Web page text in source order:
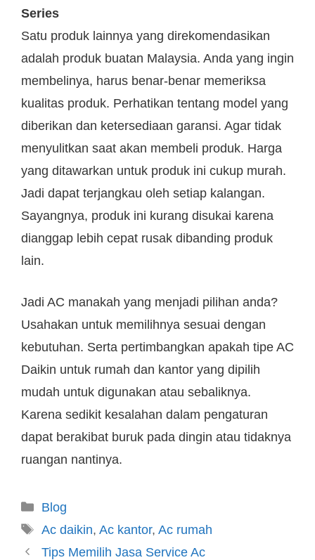
Series
Satu produk lainnya yang direkomendasikan
adalah produk buatan Malaysia. Anda yang ingin
membelinya, harus benar-benar memeriksa
kualitas produk. Perhatikan tentang model yang
diberikan dan ketersediaan garansi. Agar tidak
menyulitkan saat akan membeli produk. Harga
yang ditawarkan untuk produk ini cukup murah.
Jadi dapat terjangkau oleh setiap kalangan.
Sayangnya, produk ini kurang disukai karena
dianggap lebih cepat rusak dibanding produk
lain.
Jadi AC manakah yang menjadi pilihan anda?
Usahakan untuk memilihnya sesuai dengan
kebutuhan. Serta pertimbangkan apakah tipe AC
Daikin untuk rumah dan kantor yang dipilih
mudah untuk digunakan atau sebaliknya.
Karena sedikit kesalahan dalam pengaturan
dapat berakibat buruk pada dingin atau tidaknya
ruangan nantinya.
Blog
Ac daikin, Ac kantor, Ac rumah
Tips Memilih Jasa Service Ac